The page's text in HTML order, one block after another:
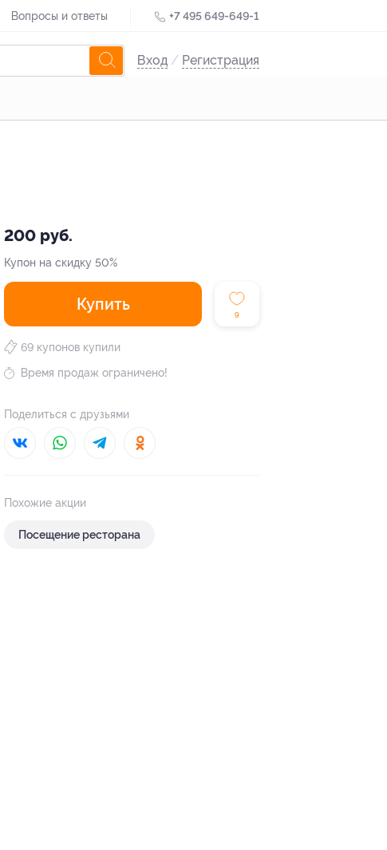
Вопросы и ответы +7 495 649-649-1
Вход / Регистрация
200 руб.
Купон на скидку 50%
Купить
9
69 купонов купили
Время продаж ограничено!
Поделиться с друзьями
Похожие акции
Посещение ресторана